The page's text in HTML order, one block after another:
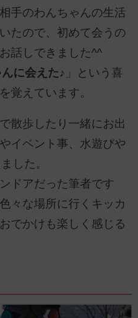
手のわんちゃんの生活
たので、初めて会うの
話しできました^^
に会えた♪ 」という喜
覚えています。
散歩したり一緒にお出
イベント事、水遊びや
した。
ドアだった筆者です
々な場所に行くキッカ
でかけも楽しく感じる